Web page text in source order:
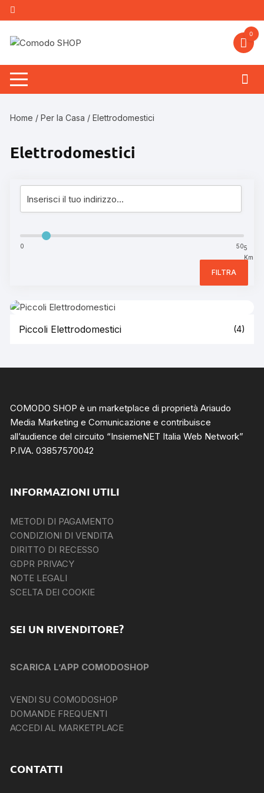
Vai
al
contenuto
0
Home /Per la Casa / Elettrodomestici
Elettrodomestici
0
5
Km
50
FILTRA
Piccoli Elettrodomestici (4)
COMODO SHOP è un marketplace di proprietà Ariaudo
Media Marketing e Comunicazione e contribuisce
all’audience del circuito “InsiemeNET Italia Web Network”
P.IVA. 03857570042
INFORMAZIONI UTILI
METODI DI PAGAMENTO
CONDIZIONI DI VENDITA
DIRITTO DI RECESSO
GDPR PRIVACY
NOTE LEGALI
SCELTA DEI COOKIE
SEI UN RIVENDITORE?
SCARICA L’APP COMODOSHOP
VENDI SU COMODOSHOP
DOMANDE FREQUENTI
ACCEDI AL MARKETPLACE
CONTATTI